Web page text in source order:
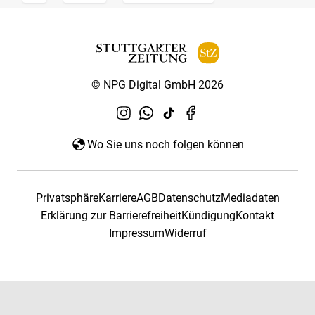
© NPG Digital GmbH 2026
Wo Sie uns noch folgen können
PrivatsphäreKarriereAGBDatenschutzMediadaten
Erklärung zur BarrierefreiheitKündigungKontakt
ImpressumWiderruf